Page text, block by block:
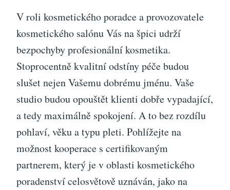
V roli kosmetického poradce a provozovatele
kosmetického salónu Vás na špici udrží
bezpochyby profesionální kosmetika.
Stoprocentně kvalitní odstíny péče budou
slušet nejen Vašemu dobrému jménu. Vaše
studio budou opouštět klienti dobře vypadající,
a tedy maximálně spokojení. A to bez rozdílu
pohlaví, věku a typu pleti. Pohlížejte na
možnost kooperace s certifikovaným
partnerem, který je v oblasti kosmetického
poradenství celosvětově uznáván, jako na